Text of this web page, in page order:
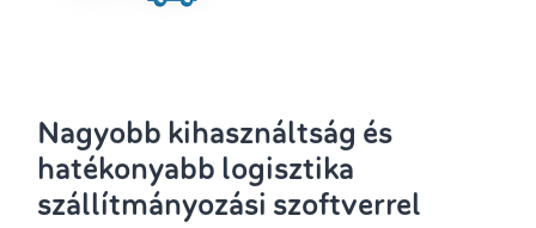
Nagyobb kihasználtság és
hatékonyabb logisztika
szállítmányozási szoftverrel